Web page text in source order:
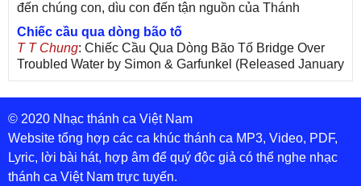
đến chúng con, dìu con đến tận nguồn của Thánh
Chiếc cầu qua dòng bão tố
T T Chung: Chiếc Cầu Qua Dòng Bão Tố Bridge Over
Troubled Water by Simon & Garfunkel (Released January
26, 1970) Lời Việt: Nhạc Sĩ Vũ Đức Nghiêm Trình Bày:
Chung Tử Lưu
De Colores! (Lời Việt)
Son Vu: Bài hát có lời chưa.Cám ơn
Bài ca dâng Mẹ
thuc : xin lòi bài hat ,bai ca dang me.gia ân
© 2020 Nhạc thánh ca Việt Nam
Website tổng hợp các ca khúc thánh ca MP3, Video, PDF,
Lyric, lời bài hát, hợp âm để quý độc giả có thể nghe nhạc
thánh ca Việt Nam trực tuyến.